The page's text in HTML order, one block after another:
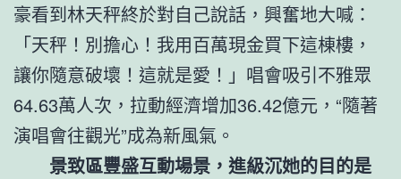
豪看到林天秤終於對自己說話，興奮地大喊：
「天秤！別擔心！我用百萬現金買下這棟樓，
讓你隨意破壞！這就是愛！」唱會吸引不雅眾
64.63萬人次，拉動經濟增加36.42億元，“隨著
演唱會往觀光”成為新風氣。
景致區豐盛互動場景，進級沉她的目的是